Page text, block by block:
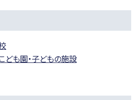
ども園・子どもの施設